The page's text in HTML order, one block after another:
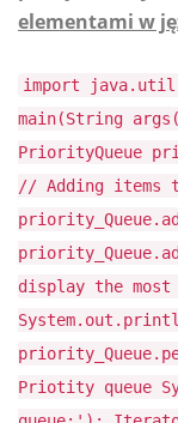
elementami w
import
main(String
PriorityQueue
// Adding items
display the
Priotity queue